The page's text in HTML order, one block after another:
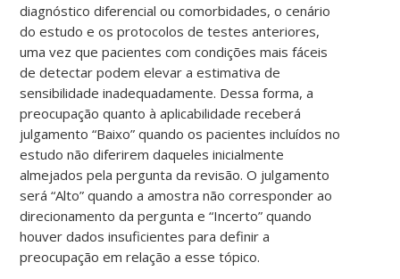
diagnóstico diferencial ou comorbidades, o cenário
do estudo e os protocolos de testes anteriores,
uma vez que pacientes com condições mais fáceis
de detectar podem elevar a estimativa de
sensibilidade inadequadamente. Dessa forma, a
preocupação quanto à aplicabilidade receberá
julgamento “Baixo” quando os pacientes incluídos no
estudo não diferirem daqueles inicialmente
almejados pela pergunta da revisão. O julgamento
será “Alto” quando a amostra não corresponder ao
direcionamento da pergunta e “Incerto” quando
houver dados insuficientes para definir a
preocupação em relação a esse tópico.